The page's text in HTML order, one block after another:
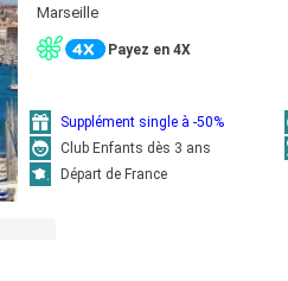
Marseille
Payez en 4X
Supplément single à -50%
Club Enfants dès 3 ans
Départ de France